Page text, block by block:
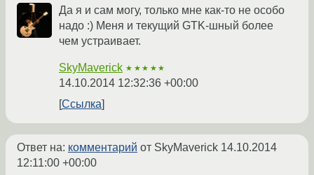
Да я и сам могу, только мне как-то не особо
надо :) Меня и текущий GTK-шный более
чем устраивает.
SkyMaverick ★★★★★
14.10.2014 12:32:36 +00:00
Ссылка
Ответ на: комментарий от SkyMaverick 14.10.2014
12:11:00 +00:00